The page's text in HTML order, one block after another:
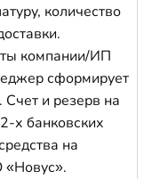
количество
компании/ИП
сформирует
Счет и резерв на
х банковских
на
«Новус».